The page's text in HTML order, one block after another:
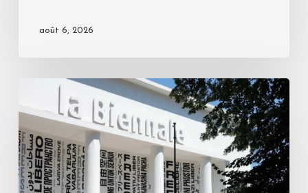
août 6, 2026